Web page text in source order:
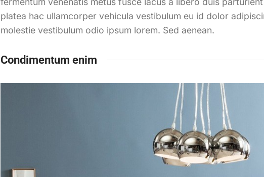
platea hac ullamcorper vehicula vestibulum eu id dolor
molestie vestibulum odio ipsum lorem. Sed aenean.
Condimentum enim